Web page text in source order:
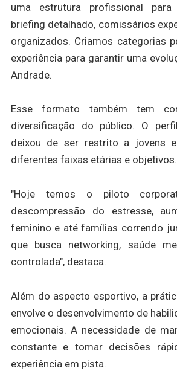
uma estrutura profissional
briefing detalhado, comissários
organizados. Criamos categorias
experiência para garantir uma
Andrade.
Esse formato também tem
diversificação do público. O
deixou de ser restrito a jovens
diferentes faixas etárias e objetivos.
"Hoje temos o piloto
descompressão do estresse,
feminino e até famílias correndo
que busca networking, saúde
controlada", destaca.
Além do aspecto esportivo, a
envolve o desenvolvimento de
emocionais. A necessidade de
constante e tomar decisões
experiência em pista.